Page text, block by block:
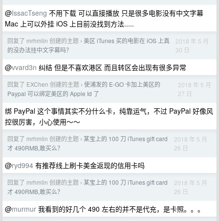
@IssacTseng 不用下载 可以直接播放 只是很多电影没有中文字幕
Mac 上可以外挂 iOS 上目前没找到方法.....
回复了 mrhmlin 创建的主题 › 美区 iTunes 买的电影在 iOS 上真
的没办法挂中文字幕吗？
2018 年 5 月
30 日
@vvard3n 纠结 但是不喜欢港区 而且转区会出现有很多异常
回复了 EXChen 创建的主题 › 使浦发的 E-GO 卡加上美区的
Paypal 可以绑定美区的 Apple Id 了
2018 年 5 月
27 日
绑 PayPal 这个事情其实不分什么卡，纯靠运气，不过 PayPal 好像风
控很厉害，小心使用～～
回复了 mrhmlin 创建的主题 › 某宝上的 100 刀 iTunes gift card
才 490RMB,敢买么？
2018 年 5 月
26 日
@ryd994 有推荐线上刷卡美金返现的信用卡吗
回复了 mrhmlin 创建的主题 › 某宝上的 100 刀 iTunes gift card
才 490RMB,敢买么？
2018 年 5 月
26 日
@murmur 我看到的好几个 490 左右的并不是代充，是卡照。。。